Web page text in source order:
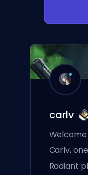
carlv
Carlv,
Radiant